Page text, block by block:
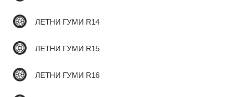
ЛЕТНИ ГУМИ R14
ЛЕТНИ ГУМИ R15
ЛЕТНИ ГУМИ R16